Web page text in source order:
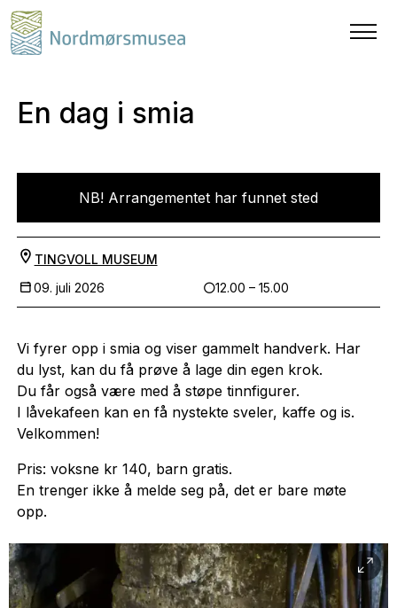
En dag i smia
NB! Arrangementet har funnet sted
TINGVOLL MUSEUM
09. juli 2026
12.00 – 15.00
Vi fyrer opp i smia og viser gammelt handverk. Har
du lyst, kan du få prøve å lage din egen krok.
Du får også være med å støpe tinnfigurer.
I låvekafeen kan en få nystekte sveler, kaffe og is.
Velkommen!
Pris: voksne kr 140, barn gratis.
En trenger ikke å melde seg på, det er bare møte
opp.